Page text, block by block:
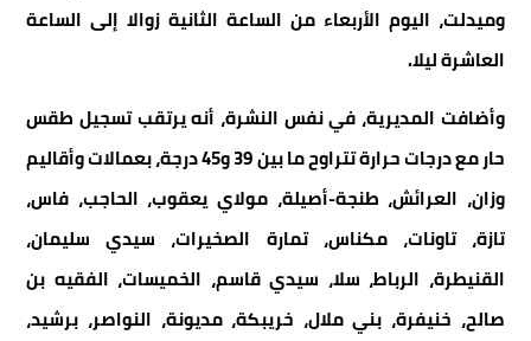
وميدلت، اليوم الأربعاء من الساعة الثانية زوالا إلى الساعة
العاشرة ليلا.
وأضافت المديرية، في نفس النشرة، أنه يرتقب تسجيل طقس
حار مع درجات حرارة تتراوح ما بين 39 و45 درجة، بعمالات وأقاليم
وزان، العرائش، طنجة-أصيلة، مولاي يعقوب، الحاجب، فاس،
تازة، تاونات، مكناس، تمارة الصخيرات، سيدي سليمان،
القنيطرة، الرباط، سلا، سيدي قاسم، الخميسات، الفقيه بن
صالح، خنيفرة، بني ملال، خريبكة، مديونة، النواصر، برشيد،